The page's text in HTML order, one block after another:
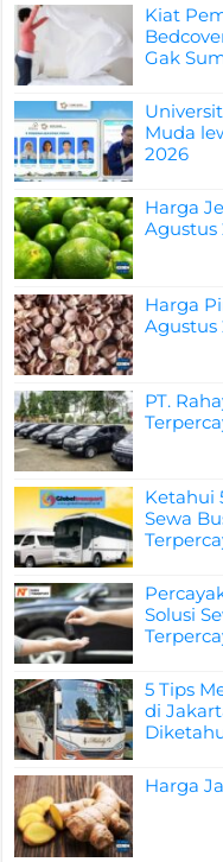
Kiat
Gak
Muda
2026
Harga
Agustus
Harga
Agustus
PT.
Ketahui
Sewa
Solusi
5 Tips
di
Harga